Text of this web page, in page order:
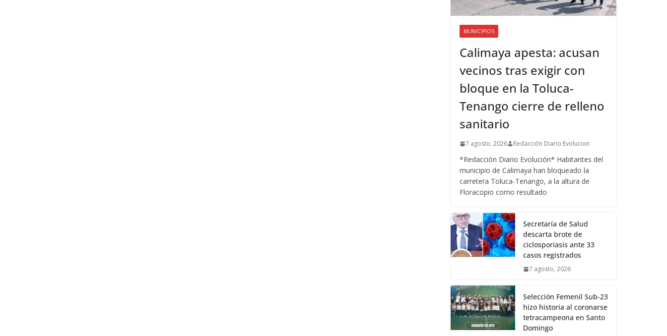
MUNICIPIOS
Calimaya apesta: acusan
vecinos tras exigir con
bloque en la Toluca-
Tenango cierre de relleno
sanitario
7 agosto, 2026 Redacción Diario Evolucion
*Redacción Diario Evolución* Habitantes del
municipio de Calimaya han bloqueado la
carretera Toluca-Tenango, a la altura de
Floracopio como resultado
Secretaría de Salud
descarta brote de
ciclosporiasis ante 33
casos registrados
7 agosto, 2026
Selección Femenil Sub-23
hizo historia al coronarse
tetracampeona en Santo
Domingo